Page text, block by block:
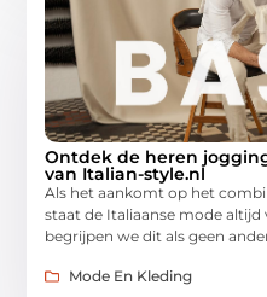
Ontdek de heren
van Italian-style.nl
Als het aankomt op het
staat de Italiaanse mode
begrijpen we dit als geen
Mode En Kleding